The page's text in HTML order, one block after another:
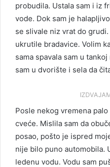
probudila. Ustala sam i iz
vode. Dok sam je
se slivale niz vrat do
ukrutile bradavice. Volim
sama spavala sam u
sam u dvorište i sela da
Posle nekog vremena
cveće. Mislila sam da
posao, pošto je ispred
nije bilo puno automobila.
ledenu vodu. Vodu sam